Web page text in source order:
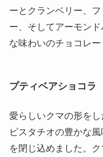
ーとクランベリー、
ー、そしてアーモン
な味わいのチョコレー
プティベアショコラ
愛らしいクマの形をし
ピスタチオの豊かな
を閉じ込めました。